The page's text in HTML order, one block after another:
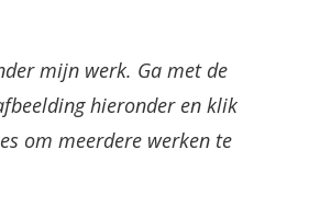
mijn werk. Ga met de
hieronder en klik
om meerdere werken te